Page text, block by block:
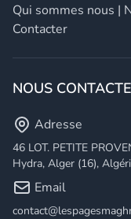
Qui sommes nous |
Contacter
NOUS
Adresse
46 LOT. PETITE
Hydra, Alger (16),
Email